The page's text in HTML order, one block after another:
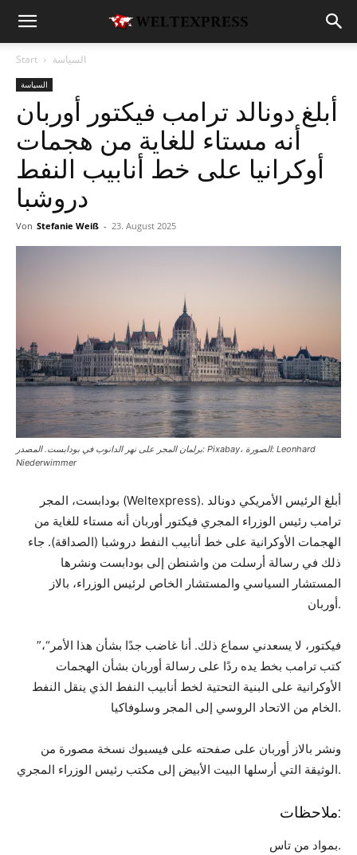
Start السياسة
السياسة
أبلغ دونالد ترامب فيكتور أوربان
أنه مستاء للغاية من هجمات
أوكرانيا على خط أنابيب النفط
دروشبا
Von Stefanie Weiß - 23. August 2025
برلمان المجر على نهر الدانوب في بودابست. المصدر: Pixabay، الصورة: Leonhard
Niederwimmer
بودابست، المجر (Weltexpress). أبلغ الرئيس الأمريكي دونالد
ترامب رئيس الوزراء المجري فيكتور أوربان أنه مستاء للغاية من
الهجمات الأوكرانية على خط أنابيب النفط دروشبا (الصداقة). جاء
ذلك في رسالة أرسلت من واشنطن إلى بودابست ونشرها
المستشار السياسي والمستشار الخاص لرئيس الوزراء، بالاز
أوربان.
”فيكتور، لا يسعدني سماع ذلك. أنا غاضب جدًا بشأن هذا الأمر“،
كتب ترامب بخط يده ردًا على رسالة أوربان بشأن الهجمات
الأوكرانية على البنية التحتية لخط أنابيب النفط الذي ينقل النفط
الخام من الاتحاد الروسي إلى المجر وسلوفاكيا.
ونشر بالاز أوربان على صفحته على فيسبوك نسخة مصورة من
الوثيقة التي أرسلها البيت الأبيض إلى مكتب رئيس الوزراء المجري.
ملاحظات:
بمواد من تاس.